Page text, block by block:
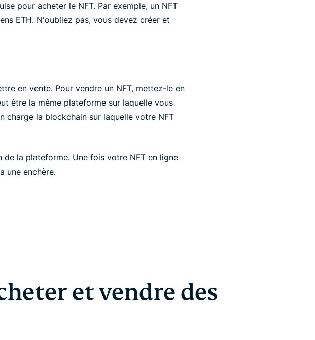
pour acheter le NFT. Par exemple, un NFT
ETH. N'oubliez pas, vous devez créer et
en vente. Pour vendre un NFT, mettez-le en
être la même plateforme sur laquelle vous
charge la blockchain sur laquelle votre NFT
la plateforme. Une fois votre NFT en ligne
une enchère.
et vendre des